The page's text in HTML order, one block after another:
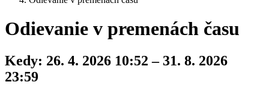
Odievanie v premenách času
Kedy: 26. 4. 2026 10:52 – 31. 8. 2026
23:59